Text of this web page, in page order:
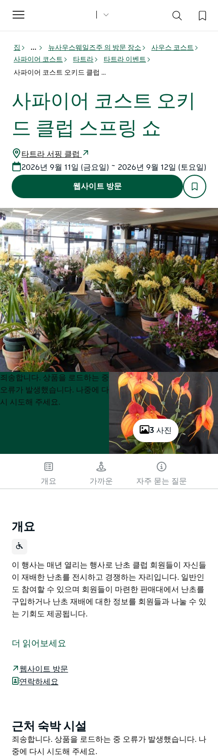
Toggle
navigation
집 ... 뉴사우스웨일즈주 의 방문 장소
사우스 코스트
사파이어 코스트
타트라
타트라 이벤트
사파이어 코스트 오키드 클럽 스프링 쇼
사파이어 코스트 오키
드 클럽 스프링 쇼
타트라 서핑 클럽
2026년 9월 11일 (금요일) ~ 2026년 9월 12일 (토요일)
웹사이트 방문
3 사진
Product
List
Product
List
죄송합니다. 상품을 로드하는 중
오류가 발생했습니다. 나중에 다
시 시도해 주세요.
개요 가까운 자주 묻는 질문
개요
이 행사는 매년 열리는 행사로 난초 클럽 회원들이 자신들
이 재배한 난초를 전시하고 경쟁하는 자리입니다. 일반인
도 참여할 수 있으며 회원들이 마련한 판매대에서 난초를
구입하거나 난초 재배에 대한 정보를 회원들과 나눌 수 있
는 기회도 제공됩니다.
이 재배한 난초를 전시하고 경쟁하는 자리입니다.
난초를 구입하거나 난초 재배에 대한 정보를 회원들과 나
눌 수 있는 기회도 제공됩니다.
더 읽어보세요
웹사이트 방문
연락하세요
Product
List
근처 숙박 시설
Product
List
죄송합니다. 상품을 로드하는 중 오류가 발생했습니다. 나
중에 다시 시도해 주세요.